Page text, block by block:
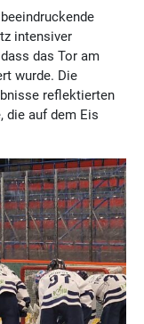
intensiver
das Tor am
wurde. Die
reflektierten
die auf dem Eis